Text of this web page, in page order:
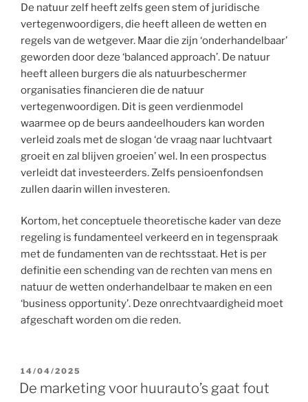
De natuur zelf heeft zelfs geen stem of juridische
vertegenwoordigers, die heeft alleen de wetten en
regels van de wetgever. Maar die zijn ‘onderhandelbaar’
geworden door deze ‘balanced approach’. De natuur
heeft alleen burgers die als natuurbeschermer
organisaties financieren die de natuur
vertegenwoordigen. Dit is geen verdienmodel
waarmee op de beurs aandeelhouders kan worden
verleid zoals met de slogan ‘de vraag naar luchtvaart
groeit en zal blijven groeien’ wel. In een prospectus
verleidt dat investeerders. Zelfs pensioenfondsen
zullen daarin willen investeren.
Kortom, het conceptuele theoretische kader van deze
regeling is fundamenteel verkeerd en in tegenspraak
met de fundamenten van de rechtsstaat. Het is per
definitie een schending van de rechten van mens en
natuur de wetten onderhandelbaar te maken en een
‘business opportunity’. Deze onrechtvaardigheid moet
afgeschaft worden om die reden.
GEPLAATST
OP
14/04/2025
De marketing voor huurauto’s gaat fout